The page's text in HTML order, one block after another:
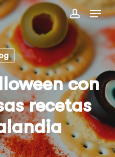
account
Menu
con
recetas